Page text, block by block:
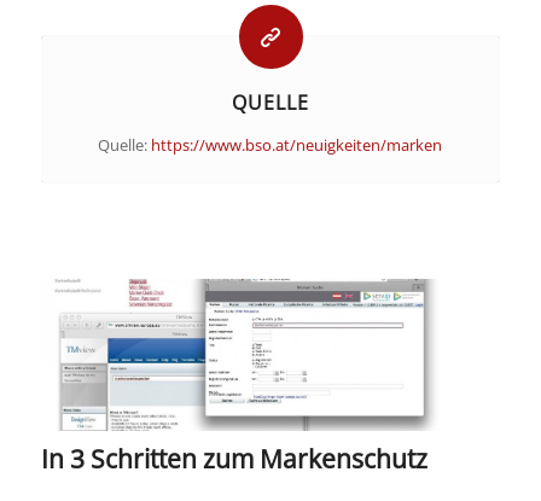
QUELLE
Quelle: https://www.bso.at/neuigkeiten/marken
In 3 Schritten zum Markenschutz